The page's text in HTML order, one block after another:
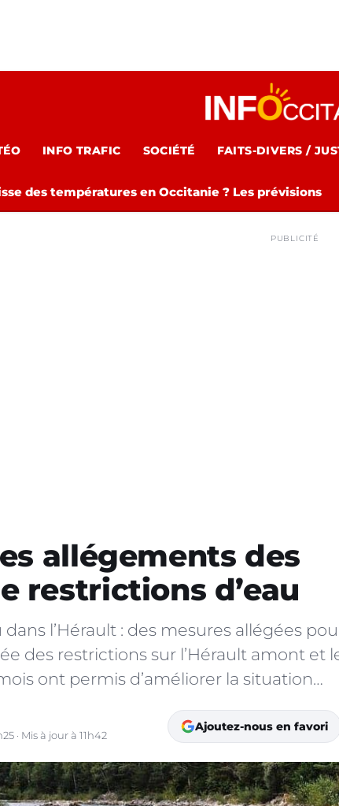
INFO TRAFIC SOCIÉTÉ FAITS-DIVERS /
des températures en Occitanie ? Les prévisions
PUBLICITÉ
allégements des
restrictions d’eau
dans l’Hérault : des mesures allégées
des restrictions sur l’Hérault amont et
ont permis d’améliorer la situation…
· Mis à jour à 11h42
Ajoutez-nous en favori